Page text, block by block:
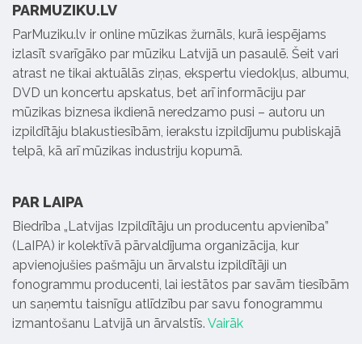
PARMUZIKU.LV
ParMuziku.lv ir online mūzikas žurnāls, kurā iespējams
izlasīt svarīgāko par mūziku Latvijā un pasaulē. Šeit vari
atrast ne tikai aktuālās ziņas, ekspertu viedokļus, albumu,
DVD un koncertu apskatus, bet arī informāciju par
mūzikas biznesa ikdienā neredzamo pusi – autoru un
izpildītāju blakustiesībām, ierakstu izpildījumu publiskajā
telpā, kā arī mūzikas industriju kopumā.
PAR LAIPA
Biedrība „Latvijas Izpildītāju un producentu apvienība”
(LaIPA) ir kolektīvā pārvaldījuma organizācija, kur
apvienojušies pašmāju un ārvalstu izpildītāji un
fonogrammu producenti, lai iestātos par savām tiesībām
un saņemtu taisnīgu atlīdzību par savu fonogrammu
izmantošanu Latvijā un ārvalstīs. Vairāk